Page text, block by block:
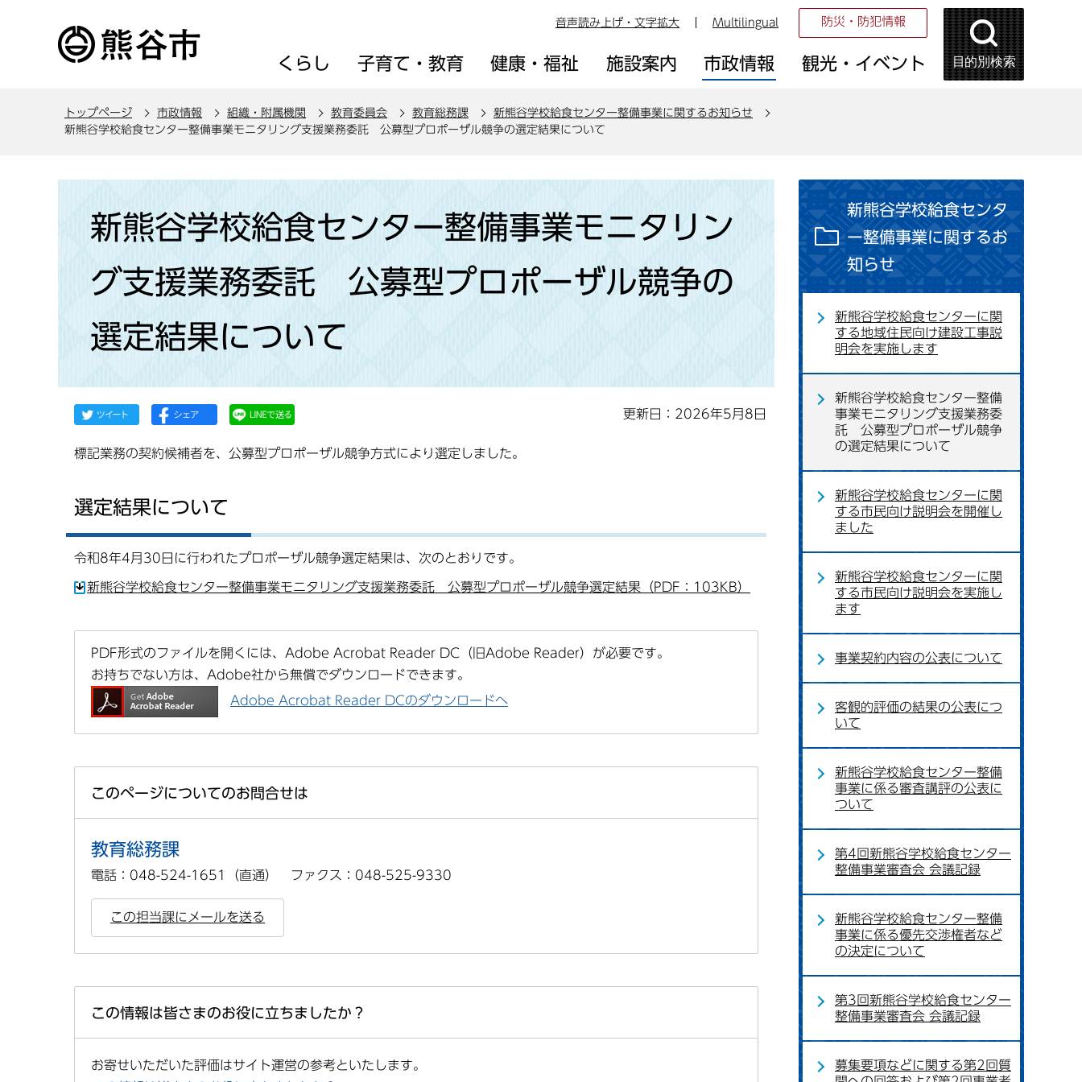
音声読み上げ・文字拡大 Multilingual 防災・防犯情報
くらし 子育て・教育 健康・福祉 施設案内 市政情報 観光・イベント 目的別検索
トップページ 市政情報 組織・附属機関 教育委員会 教育総務課
新熊谷学校給食センター整備事業に関するお知らせ
新熊谷学校給食センター整備事業モニタリング支援業務委託 公募型プロポーザル競争の選定結果について
新熊谷学校給食センター整備事業モニタリン
グ支援業務委託 公募型プロポーザル競争の
選定結果について
更新日：2026年5月8日
標記業務の契約候補者を、公募型プロポーザル競争方式により選定しました。
選定結果について
令和8年4月30日に行われたプロポーザル競争選定結果は、次のとおりです。
新熊谷学校給食センター整備事業モニタリング支援業務委託 公募型プロポーザル競争選定結果（PDF：103KB）
PDF形式のファイルを開くには、Adobe Acrobat Reader DC（旧Adobe Reader）が必要です。
お持ちでない方は、Adobe社から無償でダウンロードできます。
Adobe Acrobat Reader DCのダウンロードへ
このページについてのお問合せは
教育総務課
電話：048-524-1651（直通） ファクス：048-525-9330
この担当課にメールを送る
この情報は皆さまのお役に立ちましたか？
お寄せいただいた評価はサイト運営の参考といたします。
新熊谷学校給食センタ
ー整備事業に関するお
知らせ
新熊谷学校給食センターに関
する地域住民向け建設工事説
明会を実施します
新熊谷学校給食センター整備
事業モニタリング支援業務委
託 公募型プロポーザル競争
の選定結果について
新熊谷学校給食センターに関
する市民向け説明会を開催し
ました
新熊谷学校給食センターに関
する市民向け説明会を実施し
ます
事業契約内容の公表について
客観的評価の結果の公表につ
いて
新熊谷学校給食センター整備
事業に係る審査講評の公表に
ついて
第4回新熊谷学校給食センター
整備事業審査会 会議記録
新熊谷学校給食センター整備
事業に係る優先交渉権者など
の決定について
第3回新熊谷学校給食センター
整備事業審査会 会議記録
募集要項などに関する第2回質